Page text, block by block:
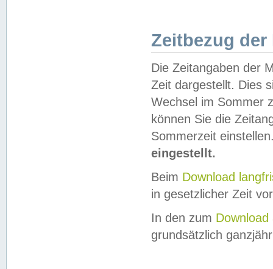
Zeitbezug der
Die Zeitangaben der
Zeit dargestellt. Dies
Wechsel im Sommer
können Sie die
Sommerzeit
eingestellt.
Beim Download
in gesetzlicher Zeit
In den zum Download
grundsätzlich